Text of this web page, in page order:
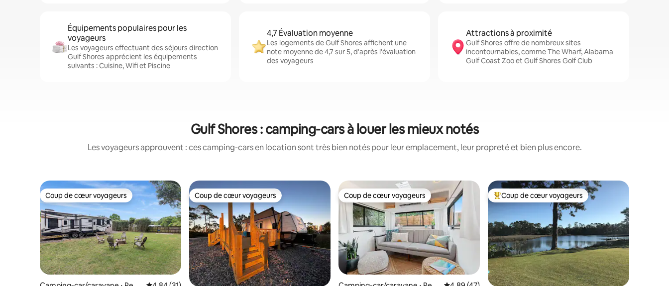
Équipements populaires pour les
voyageurs
Les voyageurs effectuant des séjours direction
Gulf Shores apprécient les équipements
suivants : Cuisine, Wifi et Piscine
4,7 Évaluation moyenne
Les logements de Gulf Shores affichent une
note moyenne de 4,7 sur 5, d'après l'évaluation
des voyageurs
Attractions à proximité
Gulf Shores offre de nombreux sites
incontournables, comme The Wharf, Alabama
Gulf Coast Zoo et Gulf Shores Golf Club
Gulf Shores : camping-cars à louer les mieux notés
Les voyageurs approuvent : ces camping-cars en location sont très bien notés pour leur emplacement, leur propreté et bien plus encore.
Coup de cœur voyageurs
Coup de cœur voyageurs Coup de cœur voyageurs
Coup de cœur voyageurs Coup de cœur voyageurs
Coup de cœur voyageurs Coups de cœur voyageurs les plus appréciés
Coup de cœur voyageurs